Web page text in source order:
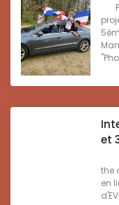
et
the
en